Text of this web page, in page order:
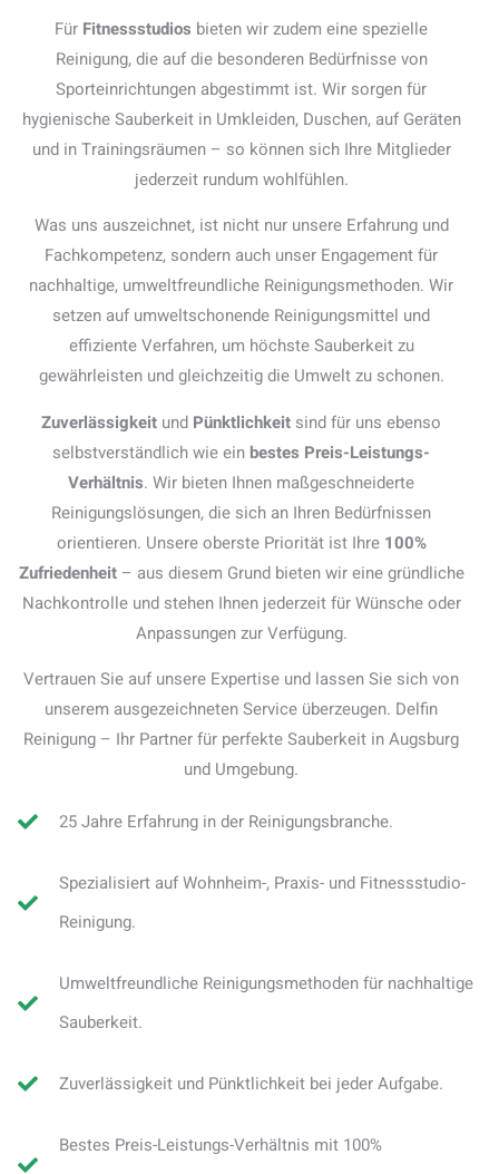
Für Fitnessstudios bieten wir zudem eine spezielle
Reinigung, die auf die besonderen Bedürfnisse von
Sporteinrichtungen abgestimmt ist. Wir sorgen für
hygienische Sauberkeit in Umkleiden, Duschen, auf Geräten
und in Trainingsräumen – so können sich Ihre Mitglieder
jederzeit rundum wohlfühlen.
Was uns auszeichnet, ist nicht nur unsere Erfahrung und
Fachkompetenz, sondern auch unser Engagement für
nachhaltige, umweltfreundliche Reinigungsmethoden. Wir
setzen auf umweltschonende Reinigungsmittel und
effiziente Verfahren, um höchste Sauberkeit zu
gewährleisten und gleichzeitig die Umwelt zu schonen.
Zuverlässigkeit und Pünktlichkeit sind für uns ebenso
selbstverständlich wie ein bestes Preis-Leistungs-
Verhältnis. Wir bieten Ihnen maßgeschneiderte
Reinigungslösungen, die sich an Ihren Bedürfnissen
orientieren. Unsere oberste Priorität ist Ihre 100%
Zufriedenheit– aus diesem Grund bieten wir eine gründliche
Nachkontrolle und stehen Ihnen jederzeit für Wünsche oder
Anpassungen zur Verfügung.
Vertrauen Sie auf unsere Expertise und lassen Sie sich von
unserem ausgezeichneten Service überzeugen. Delfin
Reinigung – Ihr Partner für perfekte Sauberkeit in Augsburg
und Umgebung.
25 Jahre Erfahrung in der Reinigungsbranche.
Spezialisiert auf Wohnheim-, Praxis- und Fitnessstudio-
Reinigung.
Umweltfreundliche Reinigungsmethoden für nachhaltige
Sauberkeit.
Zuverlässigkeit und Pünktlichkeit bei jeder Aufgabe.
Bestes Preis-Leistungs-Verhältnis mit 100%